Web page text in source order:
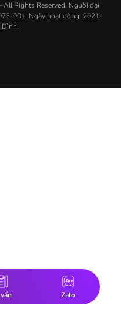
All Rights Reserved. Người đại
001. Ngày hoạt động: 2021-
Đình.
Zalo